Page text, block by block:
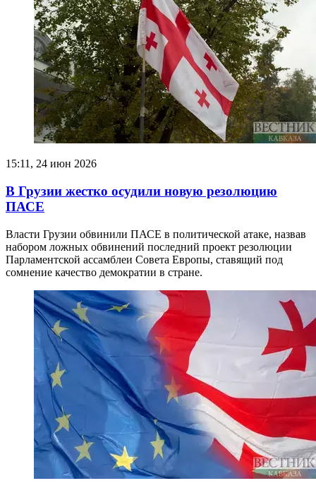
15:11, 24 июн 2026
В Грузии жестко осудили новую резолюцию
ПАСЕ
Власти Грузии обвинили ПАСЕ в политической атаке, назвав
набором ложных обвинений последний проект резолюции
Парламентской ассамблеи Совета Европы, ставящий под
сомнение качество демократии в стране.